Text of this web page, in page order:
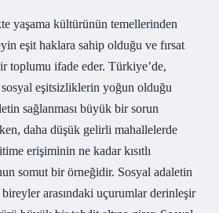
yaşama kültürünün temellerinden
eşit haklara sahip olduğu ve fırsat
toplumu ifade eder. Türkiye’de,
eşitsizliklerin yoğun olduğu
sağlanması büyük bir sorun
daha düşük gelirli mahallelerde
erişiminin ne kadar kısıtlı
somut bir örneğidir. Sosyal adaletin
arasındaki uçurumlar derinleşir